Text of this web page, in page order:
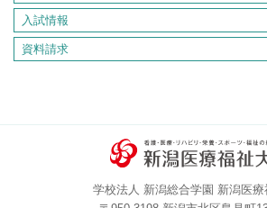
入試情報
資料請求
学校法人 新潟総合学園 新潟医療